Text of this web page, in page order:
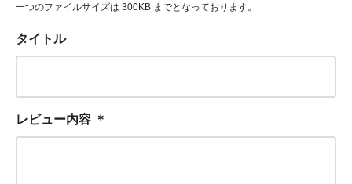
一つのファイルサイズは 300KB までとなっております。
タイトル
レビュー内容 ＊